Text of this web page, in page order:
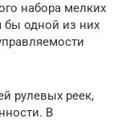
набора мелких
бы одной из них
рулевых реек,
В